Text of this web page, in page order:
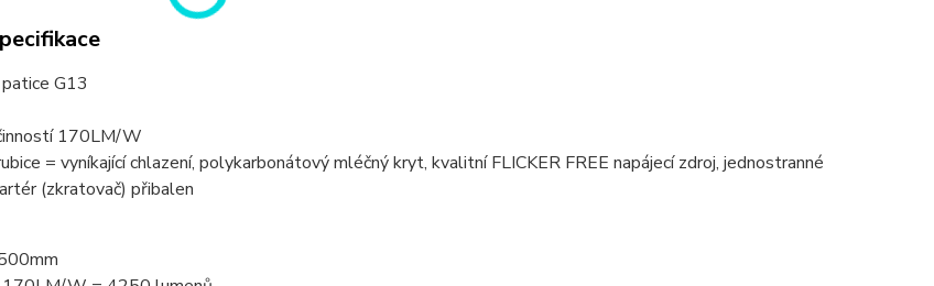
G13
170LM/W
= vyníkající chlazení, polykarbonátový mléčný kryt, kvalitní FLICKER FREE napájecí zdroj, jednostranné
(zkratovač) přibalen